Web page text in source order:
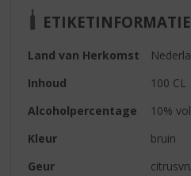
ETIKETINFORMATIE
Land van Herkomst
Inhoud
100 CL
Alcoholpercentage
10% vol
Kleur
bruin
Geur